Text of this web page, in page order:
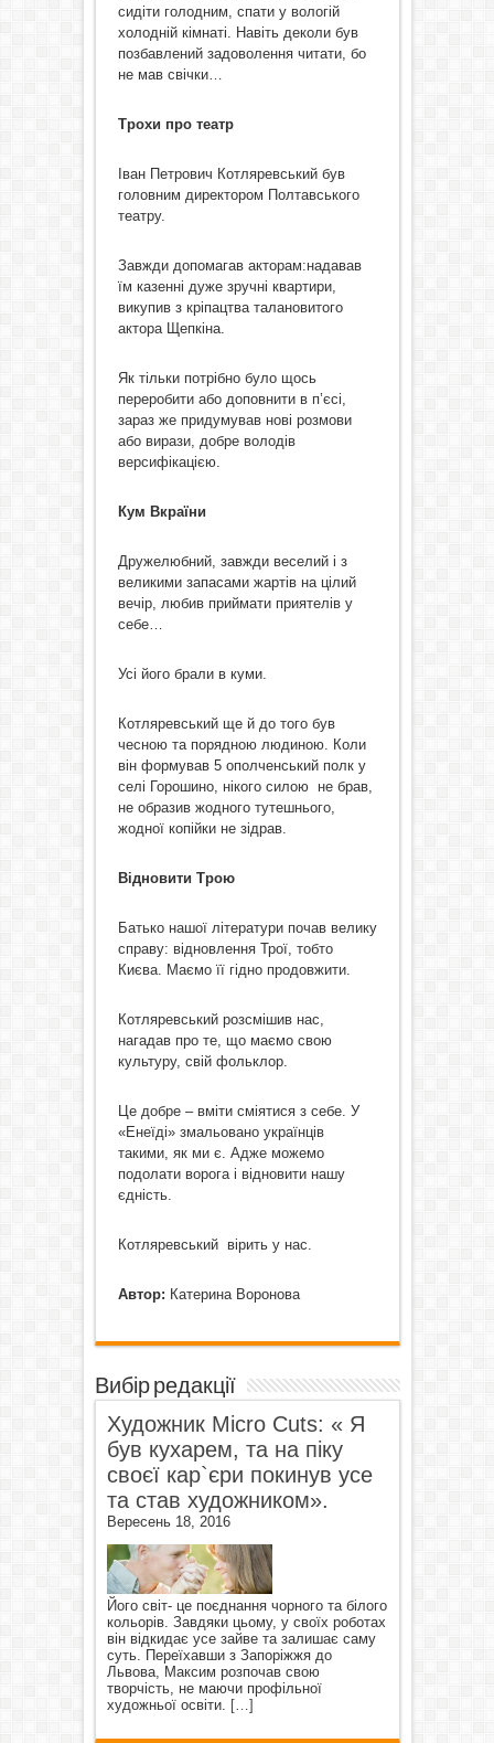
сидіти голодним, спати у вологій
холодній кімнаті. Навіть деколи був
позбавлений задоволення читати, бо
не мав свічки…
Трохи про театр
Іван Петрович Котляревський був
головним директором Полтавського
театру.
Завжди допомагав акторам:надавав
їм казенні дуже зручні квартири,
викупив з кріпацтва талановитого
актора Щепкіна.
Як тільки потрібно було щось
переробити або доповнити в п’єсі,
зараз же придумував нові розмови
або вирази, добре володів
версифікацією.
Кум Вкраїни
Дружелюбний, завжди веселий і з
великими запасами жартів на цілий
вечір, любив приймати приятелів у
себе…
Усі його брали в куми.
Котляревський ще й до того був
чесною та порядною людиною. Коли
він формував 5 ополченський полк у
селі Горошино, нікого силою не брав,
не образив жодного тутешнього,
жодної копійки не зідрав.
Відновити Трою
Батько нашої літератури почав велику
справу: відновлення Трої, тобто
Києва. Маємо її гідно продовжити.
Котляревський розсмішив нас,
нагадав про те, що маємо свою
культуру, свій фольклор.
Це добре – вміти сміятися з себе. У
«Енеїді» змальовано українців
такими, як ми є. Адже можемо
подолати ворога і відновити нашу
єдність.
Котляревський вірить у нас.
Автор: Катерина Воронова
Вибір редакції
Художник Micro Cuts: « Я
був кухарем, та на піку
своєї кар`єри покинув усе
та став художником».
Вересень 18, 2016
Його світ- це поєднання чорного та білого
кольорів. Завдяки цьому, у своїх роботах
він відкидає усе зайве та залишає саму
суть. Переїхавши з Запоріжжя до
Львова, Максим розпочав свою
творчість, не маючи профільної
художньої освіти. […]